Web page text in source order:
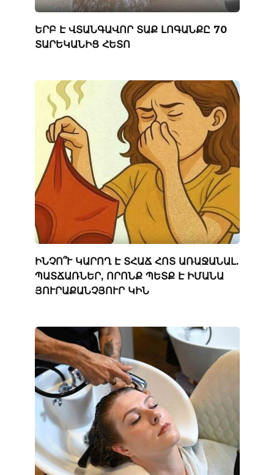
ԵՐԲ Է ՎՏԱՆԳԱՎՈՐ ՏԱՔ ԼՈԳԱՆՔԸ 70
ՏԱՐԵԿԱՆԻՑ ՀԵՏՈ
ԻՆՉՈ՞Ւ ԿԱՐՈՂ Է ՏՀԱՃ ՀՈՏ ԱՌԱՋԱՆԱԼ.
ՊԱՏՃԱՌՆԵՐ, ՈՐՈՆՔ ՊԵՏՔ Է ԻՄԱՆԱ
ՅՈՒՐԱՔԱՆՉՅՈՒՐ ԿԻՆ